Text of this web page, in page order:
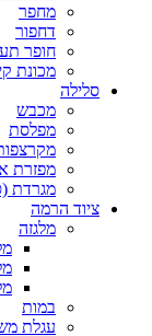
מחפר
דחפור
חופר
מכונת
סלילה
מכבש
מפלסת
מפזרת
מגרדת
ציוד הרמה
מלגזה
במות
עגלת